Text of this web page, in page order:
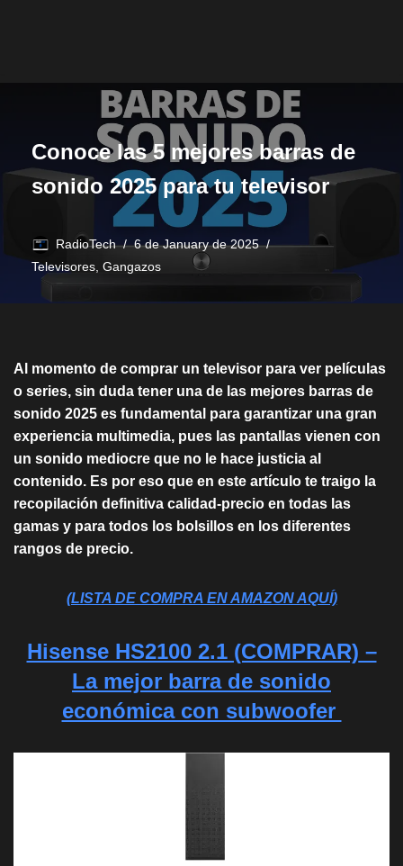
Conoce las 5 mejores barras de
sonido 2025 para tu televisor
RadioTech
6 de January de 2025
Televisores, Gangazos
Al momento de comprar un televisor para ver películas
o series, sin duda tener una de las mejores barras de
sonido 2025 es fundamental para garantizar una gran
experiencia multimedia, pues las pantallas vienen con
un sonido mediocre que no le hace justicia al
contenido. Es por eso que en este artículo te traigo la
recopilación definitiva calidad-precio en todas las
gamas y para todos los bolsillos en los diferentes
rangos de precio.
(LISTA DE COMPRA EN AMAZON AQUÍ)
Hisense HS2100 2.1 (COMPRAR) –
La mejor barra de sonido
económica con subwoofer